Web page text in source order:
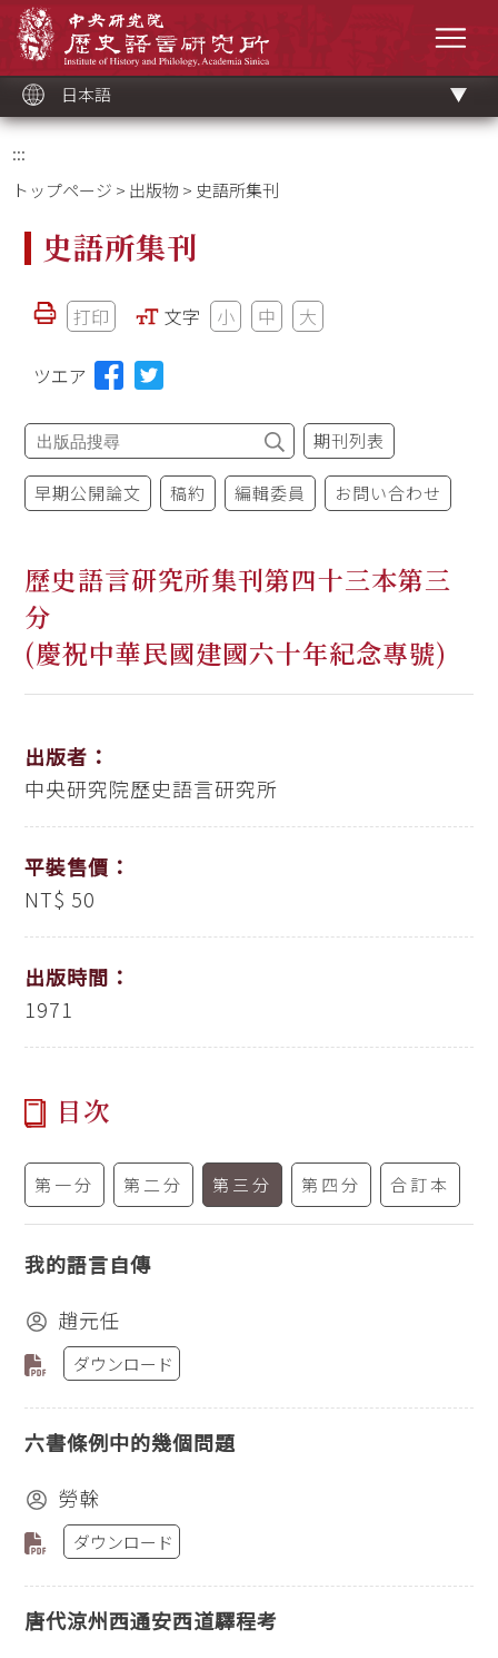
ッ
ク
日本語
:::
トップページ > 出版物 > 史語所集刊
史語所集刊
打印 文字 小 中 大
ツエア
期刊列表
早期公開論文 稿約 編輯委員 お問い合わせ
歷史語言研究所集刊第四十三本第三
分
(慶祝中華民國建國六十年紀念專號)
出版者：
中央研究院歷史語言研究所
平裝售價：
NT$ 50
出版時間：
1971
目次
第一分 第二分 第三分 第四分 合訂本
我的語言自傳
趙元任
ダウンロード
六書條例中的幾個問題
勞榦
ダウンロード
唐代涼州西通安西道驛程考